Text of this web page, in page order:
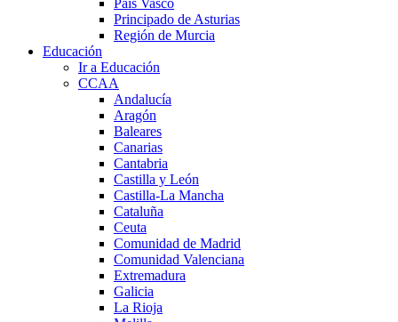
Principado de Asturias
Región de Murcia
Educación
Ir a Educación
CCAA
Andalucía
Aragón
Baleares
Canarias
Cantabria
Castilla y León
Castilla-La Mancha
Cataluña
Ceuta
Comunidad de Madrid
Comunidad Valenciana
Extremadura
Galicia
La Rioja